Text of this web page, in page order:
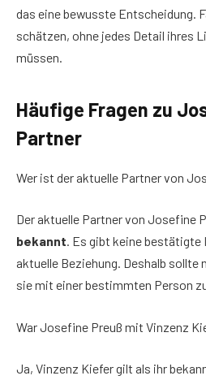
das eine bewusste Entscheidung.
schätzen, ohne jedes Detail ihres
müssen.
Häufige Fragen zu
Partner
Wer ist der aktuelle Partner von
Der aktuelle Partner von Josefine
bekannt. Es gibt keine bestätigte
aktuelle Beziehung. Deshalb sollte
sie mit einer bestimmten Person
War Josefine Preuß mit Vinzenz
Ja, Vinzenz Kiefer gilt als ihr